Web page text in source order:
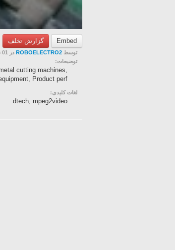
Embed گزارش تخلف
توسط ROBOELECTRO2 در 01 DEC 2016
توضیحات:
cutting machines,
Product perf...
لغات کلیدی:
dtech, mpeg2video